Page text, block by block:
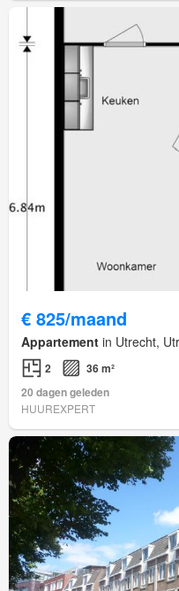
€ 825/maand
Appartement in Utrecht,
2
36 m²
20 dagen geleden
HUUREXPERT